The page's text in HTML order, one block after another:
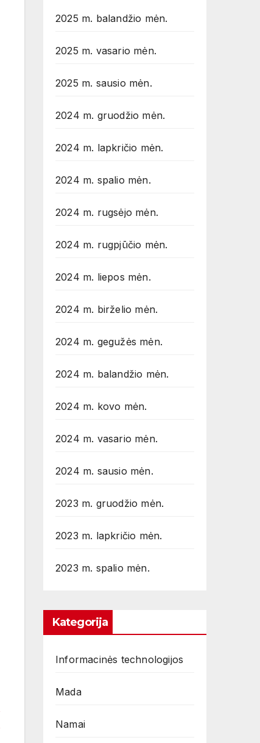
2025 m. balandžio mėn.
2025 m. vasario mėn.
2025 m. sausio mėn.
2024 m. gruodžio mėn.
2024 m. lapkričio mėn.
2024 m. spalio mėn.
2024 m. rugsėjo mėn.
2024 m. rugpjūčio mėn.
2024 m. liepos mėn.
2024 m. birželio mėn.
2024 m. gegužės mėn.
2024 m. balandžio mėn.
2024 m. kovo mėn.
2024 m. vasario mėn.
2024 m. sausio mėn.
2023 m. gruodžio mėn.
2023 m. lapkričio mėn.
2023 m. spalio mėn.
Kategorija
Informacinės technologijos
Mada
Namai